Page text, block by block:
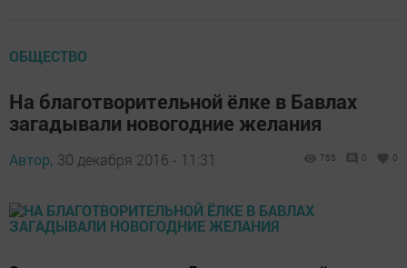
ОБЩЕСТВО
На благотворительной ёлке в Бавлах
загадывали новогодние желания
Автор, 30 декабря 2016 - 11:31 765 0 0